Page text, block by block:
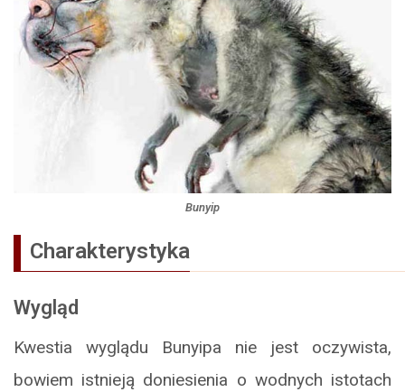
Bunyip
Charakterystyka
Wygląd
Kwestia wyglądu Bunyipa nie jest oczywista,
bowiem istnieją doniesienia o wodnych istotach